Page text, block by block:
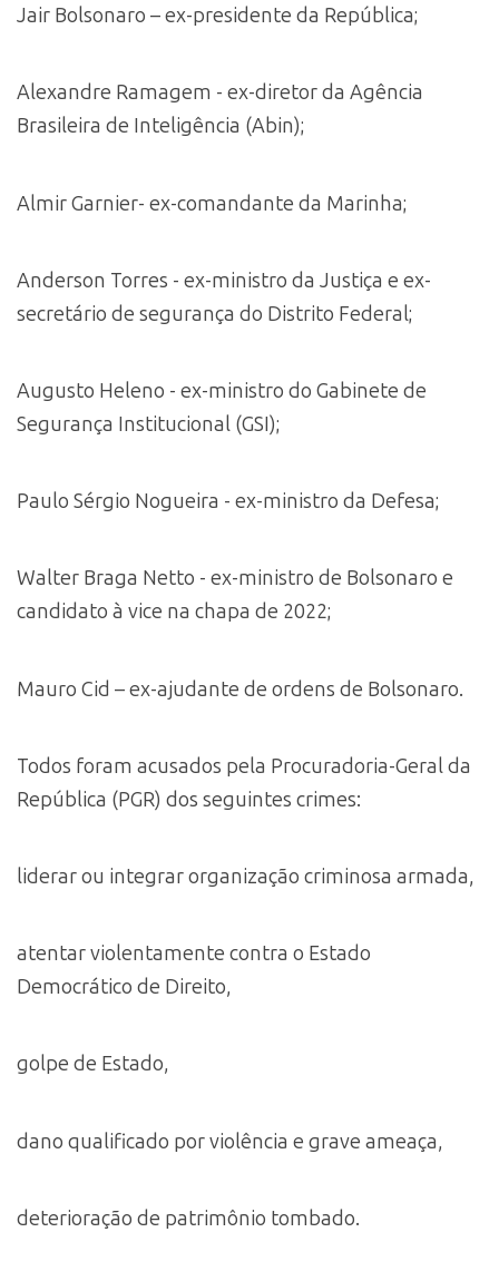
Jair Bolsonaro – ex-presidente da República;
Alexandre Ramagem - ex-diretor da Agência
Brasileira de Inteligência (Abin);
Almir Garnier- ex-comandante da Marinha;
Anderson Torres - ex-ministro da Justiça e ex-
secretário de segurança do Distrito Federal;
Augusto Heleno - ex-ministro do Gabinete de
Segurança Institucional (GSI);
Paulo Sérgio Nogueira - ex-ministro da Defesa;
Walter Braga Netto - ex-ministro de Bolsonaro e
candidato à vice na chapa de 2022;
Mauro Cid – ex-ajudante de ordens de Bolsonaro.
Todos foram acusados pela Procuradoria-Geral da
República (PGR) dos seguintes crimes:
liderar ou integrar organização criminosa armada,
atentar violentamente contra o Estado
Democrático de Direito,
golpe de Estado,
dano qualificado por violência e grave ameaça,
deterioração de patrimônio tombado.